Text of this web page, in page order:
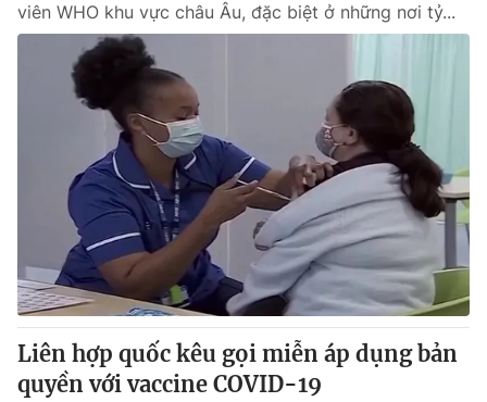
viên WHO khu vực châu Âu, đặc biệt ở những nơi tỷ...
Liên hợp quốc kêu gọi miễn áp dụng bản
quyền với vaccine COVID-19